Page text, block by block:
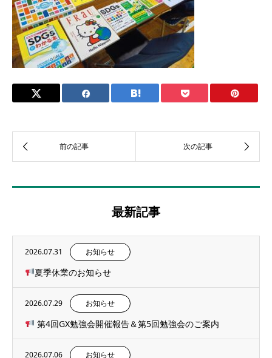
最新記事
2026.07.31 お知らせ
夏季休業のお知らせ
2026.07.29 お知らせ
第4回GX勉強会開催報告＆第5回勉強会のご案内
2026.07.06 お知らせ